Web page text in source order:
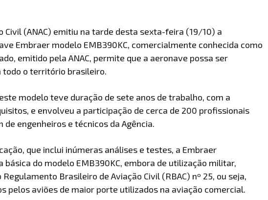
Civil (ANAC) emitiu na tarde desta sexta-feira (19/10) a
Embraer modelo EMB390KC, comercialmente conhecida como
emitido pela ANAC, permite que a aeronave possa ser
todo o território brasileiro.
modelo teve duração de sete anos de trabalho, com a
e envolveu a participação de cerca de 200 profissionais
de engenheiros e técnicos da Agência.
que inclui inúmeras análises e testes, a Embraer
do modelo EMB390KC, embora de utilização militar,
Brasileiro de Aviação Civil (RBAC) nº 25, ou seja,
pelos aviões de maior porte utilizados na aviação comercial.